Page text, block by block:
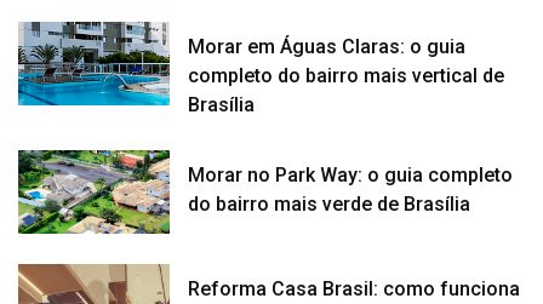
Morar em Águas Claras: o guia
completo do bairro mais vertical de
Brasília
Morar no Park Way: o guia completo
do bairro mais verde de Brasília
Reforma Casa Brasil: como funciona